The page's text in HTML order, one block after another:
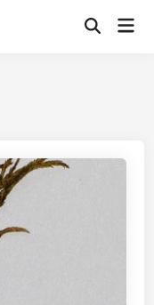
Open